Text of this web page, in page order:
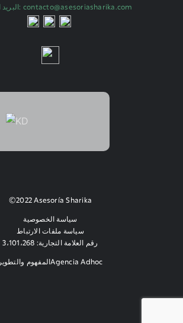
البريد الإلكتروني: contacto@asesoriasharika.com
©2022 Asesoría Sharika
سياسة الخصوصية
سياسة ملفات الارتباط
رقم العلامة التجارية: 3،101،268
المفهوم والتطويرAgencia Adhoc